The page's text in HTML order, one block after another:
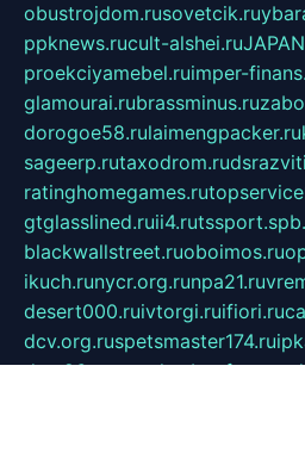
obustrojdom.rusovetcik.ru
ppknews.rucult-alshei.ru
proekciyamebel.ruimper-
glamourai.rubrassminus.ru
dorogoe58.rulaimengpacker.ru
sageerp.rutaxodrom.ru
ratinghomegames.ru
gtglasslined.ruii4.ru
blackwallstreet.ruoboimos.ru
ikuch.runycr.org.runpa21.ru
desert000.ruivtorgi.ruifiori.ru
dcv.org.ruspetsmaster174.ru
dum26.ruruspol.spb.rufr-